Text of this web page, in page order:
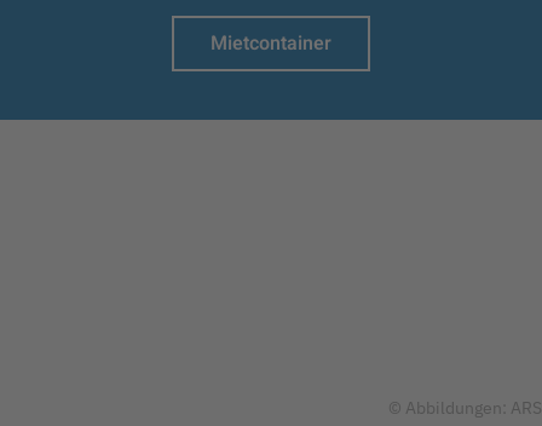
Mietcontainer
© Abbildungen: ARS